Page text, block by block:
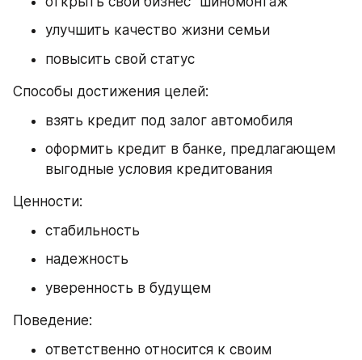
улучшить качество жизни семьи
повысить свой статус
Способы достижения целей:
взять кредит под залог автомобиля
оформить кредит в банке, предлагающем
выгодные условия кредитования
Ценности:
стабильность
надежность
уверенность в будущем
Поведение:
ответственно относится к своим